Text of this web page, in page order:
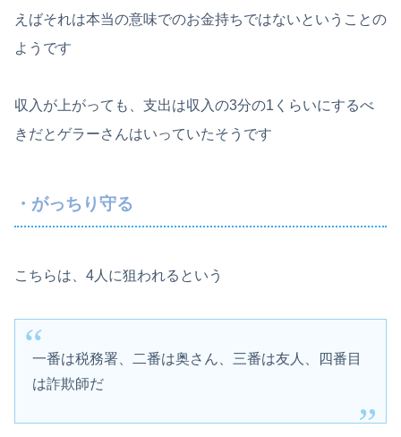
えばそれは本当の意味でのお金持ちではないということの
ようです
収入が上がっても、支出は収入の3分の1くらいにするべ
きだとゲラーさんはいっていたそうです
・がっちり守る
こちらは、4人に狙われるという
一番は税務署、二番は奥さん、三番は友人、四番目
は詐欺師だ